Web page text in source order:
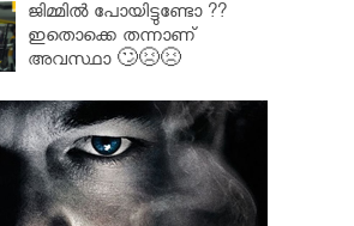
ജിമ്മിൽ പോയിട്ടുണ്ടോ ??
ഇതൊക്കെ തന്നാണ്
അവസ്ഥാ 🙄😣😣